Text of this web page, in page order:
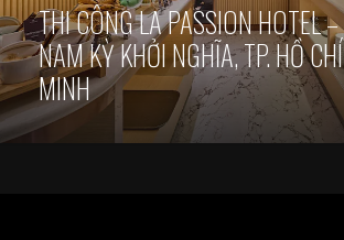
THI CÔNG LA PASSION HOTEL –
NAM KỲ KHỞI NGHĨA, TP. HỒ CHÍ
MINH